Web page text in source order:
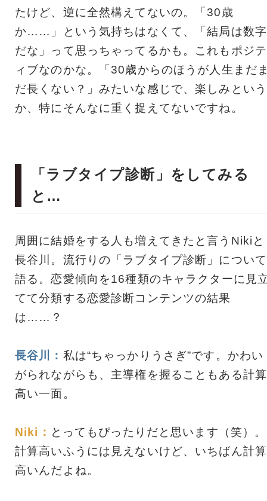
たけど、逆に全然構えてないの。「30歳
か……」という気持ちはなくて、「結局は数字
だな」って思っちゃってるかも。これもポジテ
ィブなのかな。「30歳からのほうが人生まだ
だ長くない？」みたいな感じで、楽しみという
か、特にそんなに重く捉えてないですね。
「ラブタイプ診断」をしてみる
と…
周囲に結婚をする人も増えてきたと言うNikiと
長谷川。流行りの「ラブタイプ診断」について
語る。恋愛傾向を16種類のキャラクターに見
てて分類する恋愛診断コンテンツの結果
は……？
長谷川： 私は“ちゃっかりうさぎ”です。かわい
がられながらも、主導権を握ることもある計算
高い一面。
Niki： とってもぴったりだと思います（笑）。
計算高いふうには見えないけど、いちばん計算
高いんだよね。